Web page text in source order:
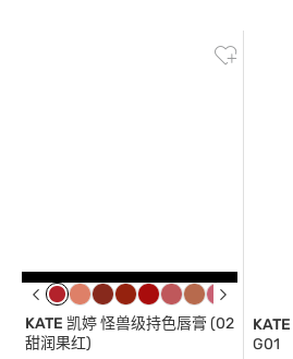
KATE 凯婷 怪兽级持色唇膏 (02
甜润果红)
KATE
G01